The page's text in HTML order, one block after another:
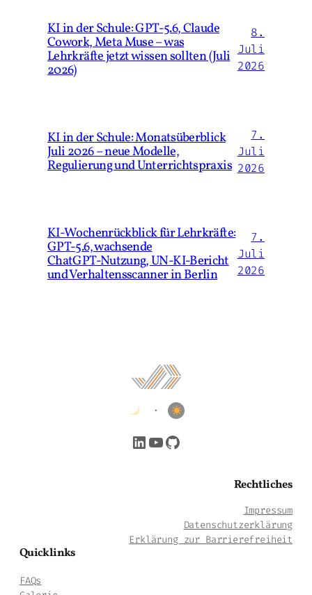
KI in der Schule: GPT-5.6, Claude
Cowork, Meta Muse – was
Lehrkräfte jetzt wissen sollten (Juli
2026)
8.
Juli
2026
KI in der Schule: Monatsüberblick
Juli 2026 – neue Modelle,
Regulierung und Unterrichtspraxis
7.
Juli
2026
KI‑Wochenrückblick für Lehrkräfte:
GPT‑5.6, wachsende
ChatGPT‑Nutzung, UN‑KI‑Bericht
und Verhaltensscanner in Berlin
7.
Juli
2026
•
LinkedIn YouTube GitHub
Rechtliches
Impressum
Datenschutzerklärung
Erklärung zur Barrierefreiheit
Quicklinks
FAQs